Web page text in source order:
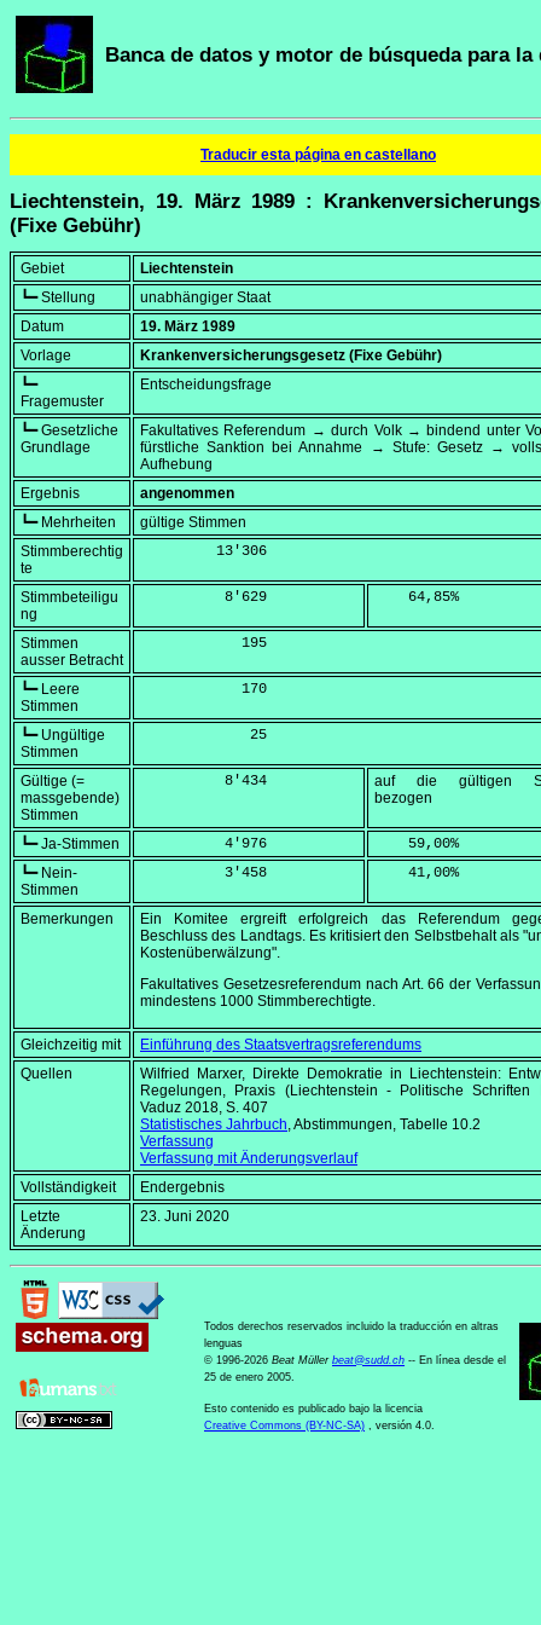
Banca de datos y motor de búsqueda para
Traducir esta página en castellano
Liechtenstein, 19. März 1989 :
(Fixe Gebühr)
Gebiet
Liechtenstein
┗━ Stellung
unabhängiger Staat
Datum
19. März 1989
Vorlage
Krankenversicherungsgesetz (Fixe Gebühr)
┗━
Fragemuster
Entscheidungsfrage
┗━ Gesetzliche
Grundlage
Fakultatives Referendum → durch Volk → bindend unter
fürstliche Sanktion bei Annahme → Stufe: Gesetz →
Aufhebung
Ergebnis
angenommen
┗━ Mehrheiten
gültige Stimmen
Stimmberechtig
te
         13'306
Stimmbeteiligu
ng
          8'629
    64,85
%
Stimmen
ausser Betracht
            195
┗━ Leere
Stimmen
            170
┗━ Ungültige
Stimmen
             25
Gültige (=
massgebende)
Stimmen
          8'434
auf die gültigen
bezogen
┗━ Ja-Stimmen
          4'976
    59,00
%
┗━ Nein-
Stimmen
          3'458
    41,00
%
Bemerkungen
Ein Komitee ergreift erfolgreich das Referendum
Beschluss des Landtags. Es kritisiert den Selbstbehalt als
Kostenüberwälzung".
Fakultatives Gesetzesreferendum nach Art. 66 der
mindestens 1000 Stimmberechtigte.
Gleichzeitig mit
Einführung des Staatsvertragsreferendums
Quellen
Wilfried Marxer, Direkte Demokratie in Liechtenstein:
Regelungen, Praxis (Liechtenstein - Politische Schriften
Vaduz 2018, S. 407
Statistisches Jahrbuch, Abstimmungen, Tabelle 10.2
Verfassung
Verfassung mit Änderungsverlauf
Vollständigkeit
Endergebnis
Letzte
Änderung
23. Juni 2020
Todos derechos reservados incluido la traducción en altras
lenguas
© 1996-2026 Beat Müller beat@sudd.ch -- En línea desde el
25 de enero 2005.
Esto contenido es publicado bajo la licencia
Creative Commons (BY-NC-SA) , versión 4.0.